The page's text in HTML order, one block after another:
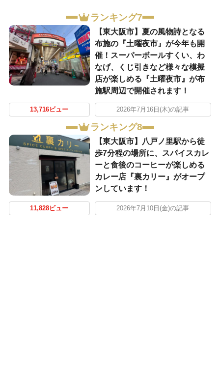
ランキング7
【東大阪市】夏の風物詩となる
布施の『土曜夜市』が今年も開
催！スーパーボールすくい、わ
なげ、くじ引きなど様々な模擬
店が楽しめる『土曜夜市』が布
施駅周辺で開催されます！
13,716ビュー 2026年7月16日(木)の記事
ランキング8
【東大阪市】八戸ノ里駅から徒
歩7分程の場所に、スパイスカレ
ーと食後のコーヒーが楽しめる
カレー店『裏カリー』がオープ
ンしています！
11,828ビュー 2026年7月10日(金)の記事